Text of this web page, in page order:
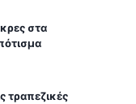
στα
τραπεζικές